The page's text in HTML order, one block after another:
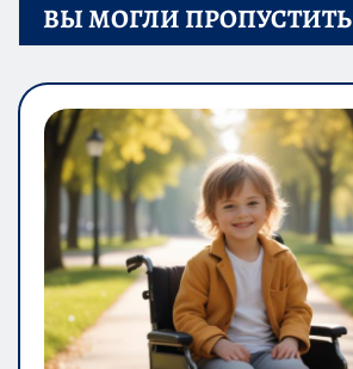
ВЫ МОГЛИ ПРОПУСТИТЬ